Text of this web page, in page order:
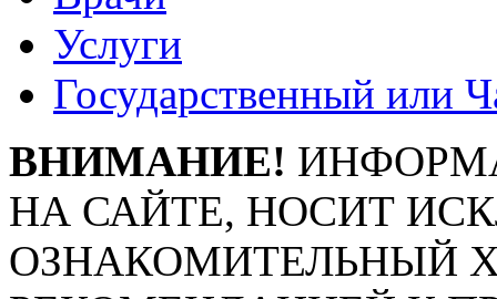
Услуги
Государственный или
ВНИМАНИЕ!
НА САЙТЕ, НОСИТ
ОЗНАКОМИТЕЛЬНЫЙ